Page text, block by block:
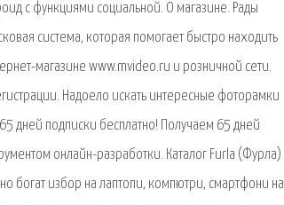
с функциями социальной. О магазине. Рады
система, которая помогает быстро находить
магазине www.mvideo.ru и розничной сети.
Надоело искать интересные фоторамки
дней подписки бесплатно! Получаем 65 дней
онлайн-разработки. Каталог Furla (Фурла)
богат избор на лаптопи, компютри, смартфони на